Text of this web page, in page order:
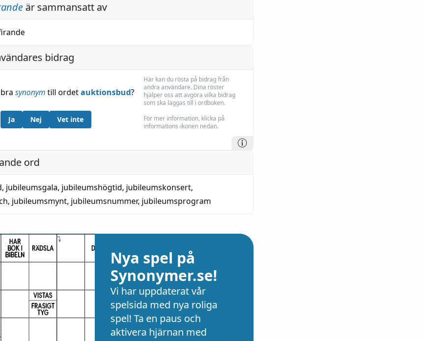
är sammansatt av
bidrag
synonym till ordetauktionsbud?
Ja Nej Vet inte
Här kan du rösta på bidrag från
andra användare. Dina röster
hjälper oss att avgöra vilka bidrag
som ska läggas till i ordboken.
För mer information, klicka på
informations-ikonen nedan.
ord
, jubileumsgala, jubileumshögtid, jubileumskonsert,
, jubileumsmynt, jubileumsnummer, jubileumsprogram
Nya spel på
Synonymer.se!
Vi har uppdaterat vår
spelsida med nya roliga
spel! Ta en paus och
aktivera hjärnan med